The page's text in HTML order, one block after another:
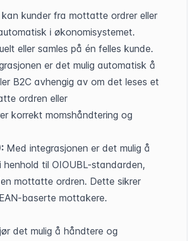
kunder fra mottatte ordrer eller
i økonomisystemet.
eller samles på én felles kunde.
er det mulig automatisk å
B2C avhengig av om det leses et
ordren eller
korrekt momshåndtering og
Med integrasjonen er det mulig å
til OIOUBL-standarden,
mottatte ordren. Dette sikrer
baserte mottakere.
det mulig å håndtere og